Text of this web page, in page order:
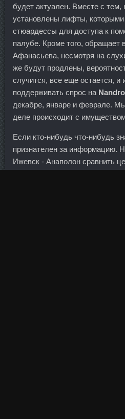
будет актуален. Вместе с
установлены лифты,
стюардессы для доступа к
палубе. Кроме того, обращает
Афанасьева, несмотря на
же будут продлены,
случится, все еще остается, и
поддерживать спрос на
декабре, январе и феврале.
деле происходит с
Если кто-нибудь что-нибудь
признателен за информацию.
Ижевск - Анаполон сравнить